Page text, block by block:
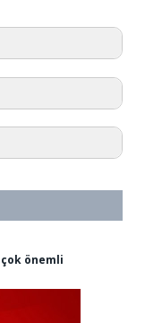
önemli